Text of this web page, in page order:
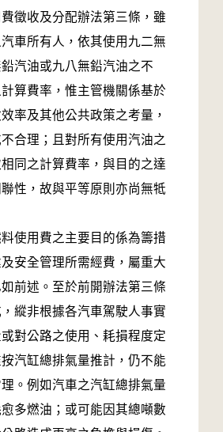
徵收及分配辦法第三條，雖
車所有人，依其使用九二無
汽油或九八無鉛汽油之不
算費率，惟主管機關係基於
率及其他公共政策之考量，
合理；且對所有使用汽油之
同之計算費率，與目的之達
性，故與平等原則亦尚無牴
用費之主要目的係為籌措
安全管理所需經費，屬重大
前述。至於前開辦法第三條
縱非根據各汽車駕駛人事實
或對公路之使用、耗損程度定
汽缸總排氣量推計，仍不能
。例如汽車之汽缸總排氣量
多燃油；或可能因其總噸數